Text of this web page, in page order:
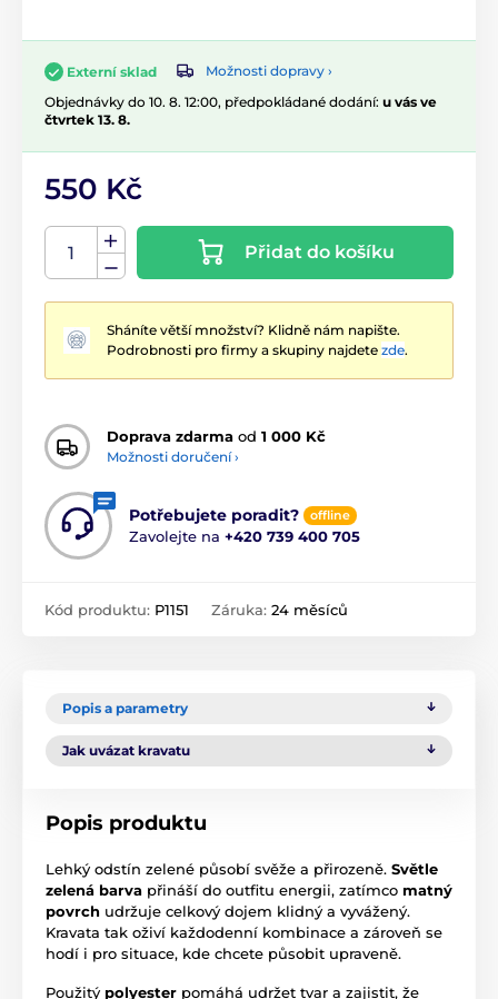
Externí sklad
Možnosti dopravy ›
Objednávky do 10. 8. 12:00, předpokládané dodání: u vás ve
čtvrtek 13. 8.
550 Kč
Přidat do košíku
Sháníte větší množství? Klidně nám napište.
Podrobnosti pro firmy a skupiny najdete zde.
Doprava zdarma od 1 000 Kč
Možnosti doručení ›
Potřebujete poradit? offline
Zavolejte na +420 739 400 705
Kód produktu: P1151 Záruka: 24 měsíců
Popis a parametry
Jak uvázat kravatu
Popis produktu
Lehký odstín zelené působí svěže a přirozeně. Světle
zelená barva přináší do outfitu energii, zatímco matný
povrch udržuje celkový dojem klidný a vyvážený.
Kravata tak oživí každodenní kombinace a zároveň se
hodí i pro situace, kde chcete působit upraveně.
Použitý polyester pomáhá udržet tvar a zajistit, že